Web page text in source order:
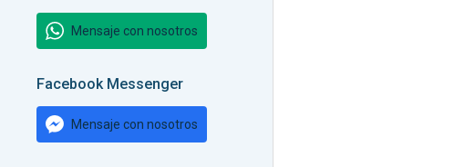
Mensaje con nosotros
Facebook Messenger
Mensaje con nosotros